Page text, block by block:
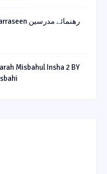
Rehnumay E Mudarraseen رهنمائے مدرسین
Misbahul Insha 2 BY